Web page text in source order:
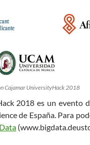
Cajamar UniversityHack 2018
2018 es un
de España. Para